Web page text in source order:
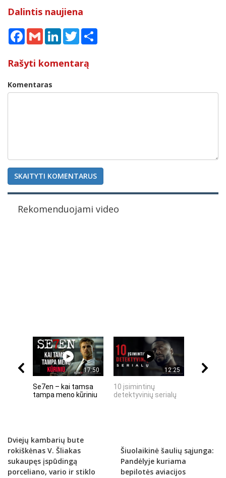
Dalintis naujiena
Facebook
Gmail LinkedInTwitter
Rašyti komentarą
Komentaras
SKAITYTI KOMENTARUS
Rekomenduojami video
17:50
Se7en – kai tamsa
tampa meno kūriniu
12:25
10 įsimintinų
detektyvinių serialų
Dviejų kambarių bute
rokiškėnas V. Šliakas
sukaupęs įspūdingą
porceliano, vario ir stiklo
Šiuolaikinė šaulių sąjunga:
Pandėlyje kuriama
bepilotės aviacijos